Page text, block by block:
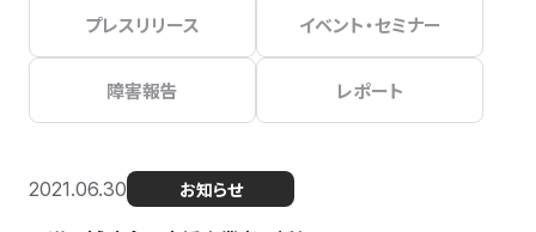
プレスリリース イベント・セミナー
障害報告 レポート
2021.06.30 お知らせ